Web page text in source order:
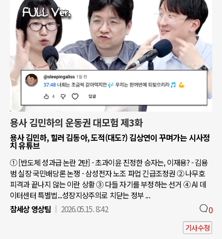
용사 김민하의 운동권 대모험 제3화
용사 김민하, 힐러 김동아, 도적(대도?) 김상연이 꾸며가는 시사정
치 유튜브
① [반도체 성과급 논란 2탄] - 초과이윤 진정한 승자는, 이재용? - 김용
범 실장 국민배당론 논쟁 - 삼성전자 노조 파업 긴급조정권 ② 나무호
피격과 끝나지 않는 이란 상황 ③ 다들 자기를 부정하는 선거 ④ AI 데
이터센터 특별법...성장지상주의로 치닫는 정부 ...
참세상 영상팀
2026.05.15. 8:42 0
기사수정